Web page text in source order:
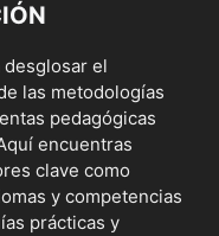
desglosar el
las metodologías
pedagógicas
encuentras
clave como
y competencias
prácticas y